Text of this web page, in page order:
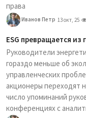
права
Иванов Петр 13 окт, 25
ESG превращается
Руководители
гораздо меньше об
управленческих
акционеры переходят
число упоминаний
конференциях с